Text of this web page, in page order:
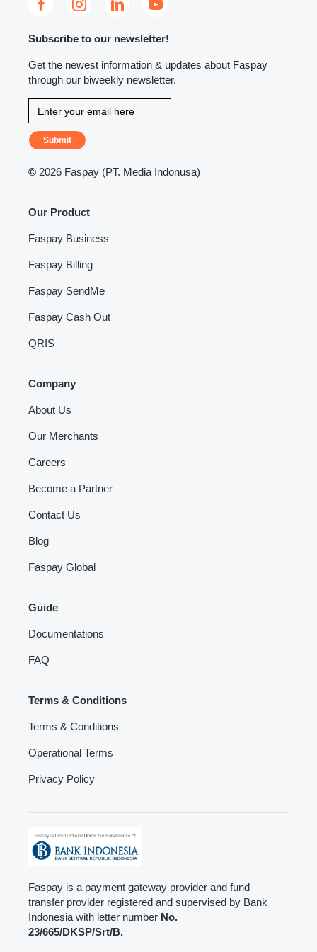
Subscribe to our newsletter!
Get the newest information & updates about Faspay
through our biweekly newsletter.
Submit
© 2026 Faspay (PT. Media Indonusa)
Our Product
Faspay Business
Faspay Billing
Faspay SendMe
Faspay Cash Out
QRIS
Company
About Us
Our Merchants
Careers
Become a Partner
Contact Us
Blog
Faspay Global
Guide
Documentations
FAQ
Terms & Conditions
Terms & Conditions
Operational Terms
Privacy Policy
Faspay is a payment gateway provider and fund
transfer provider registered and supervised by Bank
Indonesia with letter number No.
23/665/DKSP/Srt/B.